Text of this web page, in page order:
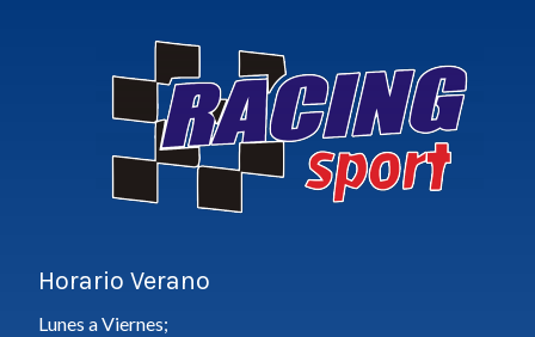
Horario Verano
Lunes a Viernes;